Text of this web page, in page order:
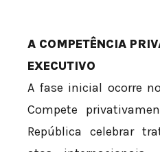
A COMPETÊNCIA
EXECUTIVO
A fase inicial ocorre
Compete
República celebrar